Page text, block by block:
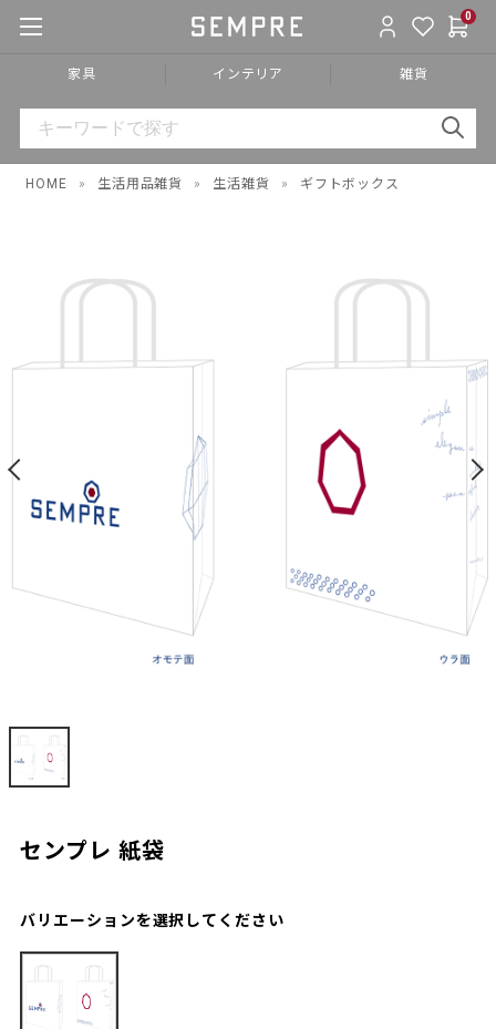
0
家具 インテリア 雑貨
HOME » 生活用品雑貨 » 生活雑貨 » ギフトボックス
センプレ 紙袋
バリエーションを選択してください